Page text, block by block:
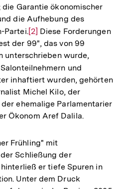
Garantie ökonomischer
die Aufhebung des
Partei.Zur
Auflösung
der
Fußnote
[2] Diese Forderungen
der 99", das von 99
unterschrieben wurde,
und
inhaftiert wurden, gehörten
Michel Kilo, der
ehemalige Parlamentarier
Ökonom Aref Dalila.
Frühling" mit
Schließung der
er tiefe Spuren in
Unter dem Druck